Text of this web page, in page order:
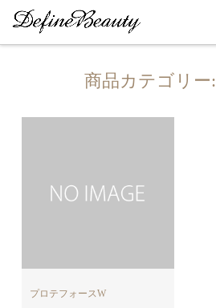
商品カテゴリー:
プロテフォースW